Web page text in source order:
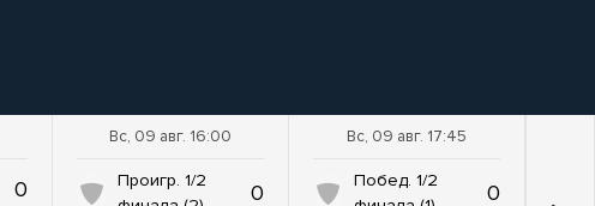
0
Вс, 09 авг. 16:00
Проигр. 1/2
0
Вс, 09 авг. 17:45
Побед. 1/2
0